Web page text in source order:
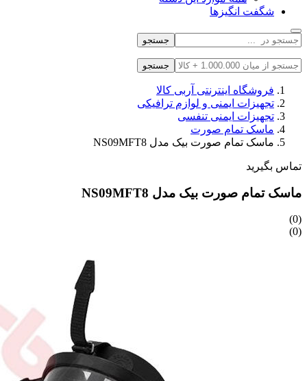
شگفت انگیزها
جستجو
جستجو
فروشگاه اینترنتی آربی کالا
تجهیزات ایمنی و لوازم ترافیکی
تجهیزات ایمنی تنفسی
ماسک تمام صورت
ماسک تمام صورت بیک مدل NS09MFT8
تماس بگیرید
ماسک تمام صورت بیک مدل NS09MFT8
(0)
(0)